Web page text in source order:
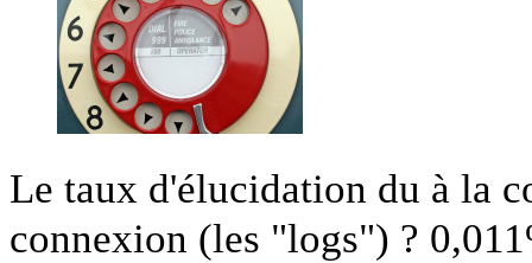
Le taux d'élucidation du à la
connexion (les "logs") ?